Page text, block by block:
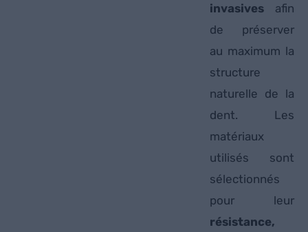
invasives afin
de préserver
au maximum la
structure
naturelle de la
dent. Les
matériaux
utilisés sont
sélectionnés
pour leur
résistance,